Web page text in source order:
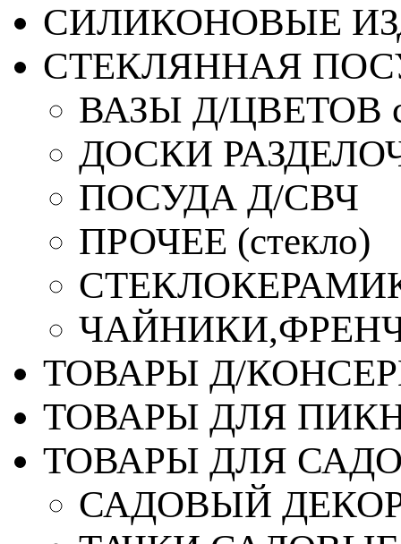
СИЛИКОНОВЫЕ
СТЕКЛЯННАЯ
ВАЗЫ Д/ЦВЕТОВ
ДОСКИ
ПОСУДА Д/СВЧ
ПРОЧЕЕ (стекло)
ТОВАРЫ Д/
ТОВАРЫ ДЛЯ
ТОВАРЫ ДЛЯ
САДОВЫЙ